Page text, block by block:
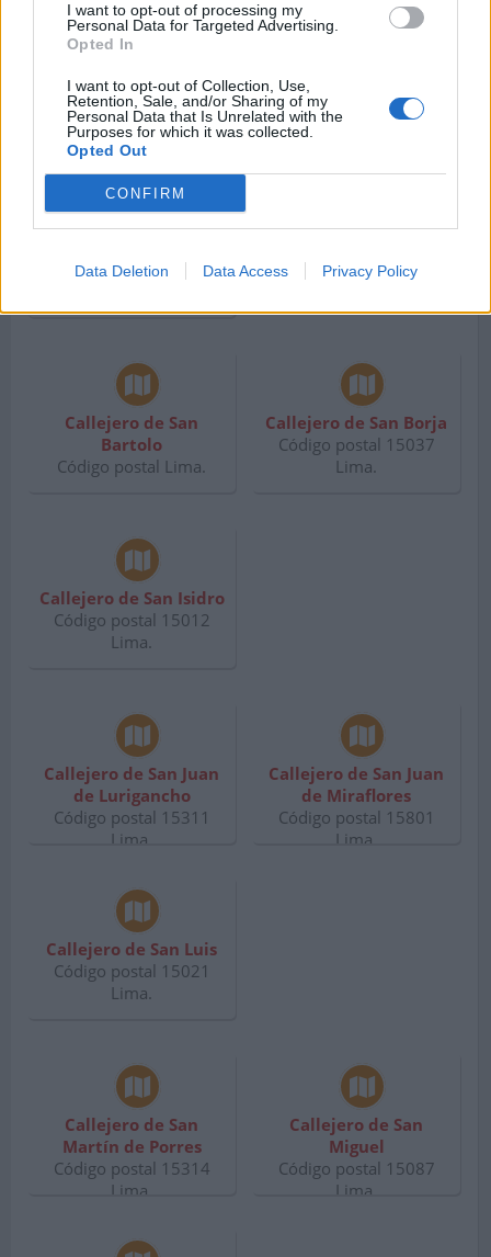
I want to opt-out of processing my
Personal Data for Targeted Advertising.
Opted In
I want to opt-out of Collection, Use,
Retention, Sale, and/or Sharing of my
Personal Data that Is Unrelated with the
Purposes for which it was collected.
Opted Out
CONFIRM
Data Deletion Data Access Privacy Policy
Hermosa
Código postal Lima.
Código postal Lima.
Código postal 15093
Callejero de San
Bartolo
Código postal Lima.
Callejero de San Borja
Código postal 15037
Lima.
Callejero de San Isidro
Código postal 15012
Lima.
Callejero de San Juan
de Lurigancho
Código postal 15311
Lima.
Callejero de San Juan
de Miraflores
Código postal 15801
Lima.
Callejero de San Luis
Código postal 15021
Lima.
Callejero de San
Martín de Porres
Código postal 15314
Lima.
Callejero de San
Miguel
Código postal 15087
Lima.